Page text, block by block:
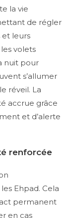
la vie
de régler
et leurs
volets
nuit pour
s’allumer
réveil. La
accrue grâce
et d’alerte
renforcée
Ehpad. Cela
permanent
en cas